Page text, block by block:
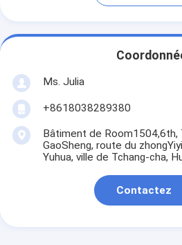
Ms. Julia
+8618038289380
Bâtiment de Room1504,6th,
GaoSheng, route du
Yuhua, ville de Tchang-cha,
Contactez